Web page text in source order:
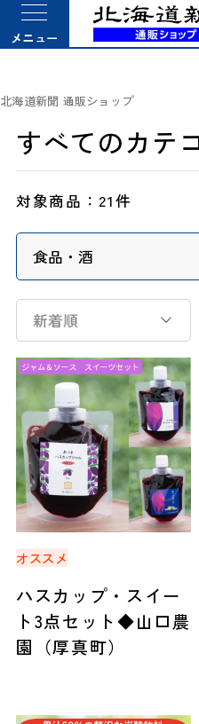
メニュー
北海道新聞 通販ショップ
すべてのカテ
対象商品： 21件
新着順
オススメ
ハスカップ・スイー
ト3点セット◆山口農
園（厚真町）